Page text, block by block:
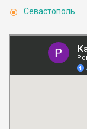
Севастополь